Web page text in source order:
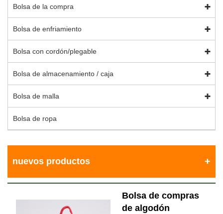
Bolsa de la compra
Bolsa de enfriamiento
Bolsa con cordón/plegable
Bolsa de almacenamiento / caja
Bolsa de malla
Bolsa de ropa
nuevos productos
Bolsa de compras
de algodón